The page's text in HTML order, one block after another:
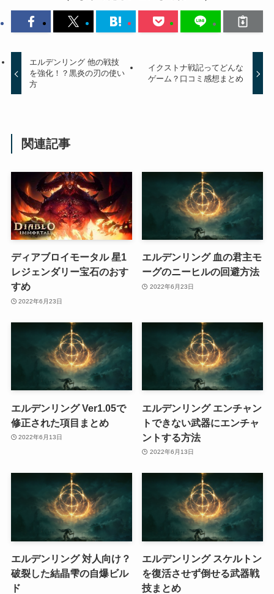
エルデンリング 他の戦技
を強化！？黒炎の刃の使い
方
イクストナ戦記ってどんな
ゲーム？口コミ感想まとめ
関連記事
ディアブロイモータル 星1
レジェンダリー宝石のおす
すめ
2022年6月23日
エルデンリング 血の君主モ
ーグのニーヒルの回避方法
2022年6月23日
エルデンリング Ver1.05で
修正された項目まとめ
2022年6月13日
エルデンリング エンチャン
トできない武器にエンチャ
ントする方法
2022年6月13日
エルデンリング 対人向け？
破裂した結晶雫の自爆ビル
ド
エルデンリング スケルトン
を復活させず倒せる武器戦
技まとめ